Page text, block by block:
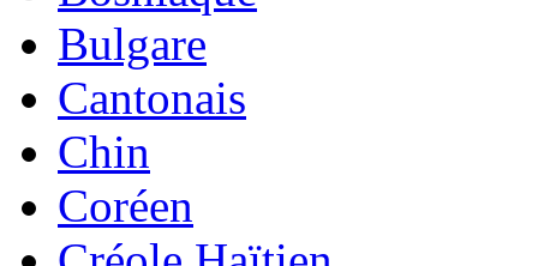
Bulgare
Cantonais
Chin
Coréen